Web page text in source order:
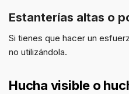
Estanterías altas o
Si tienes que hacer un
no utilizándola.
Hucha visible o